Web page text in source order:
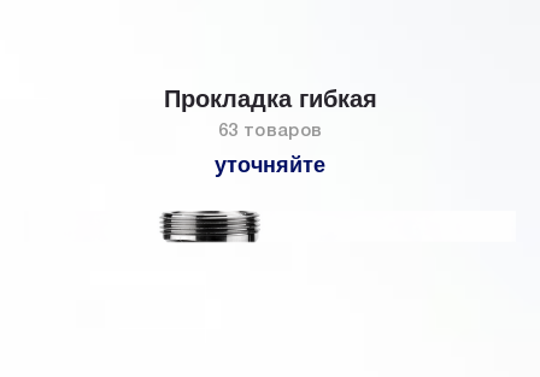
Прокладка гибкая
63 товаров
уточняйте